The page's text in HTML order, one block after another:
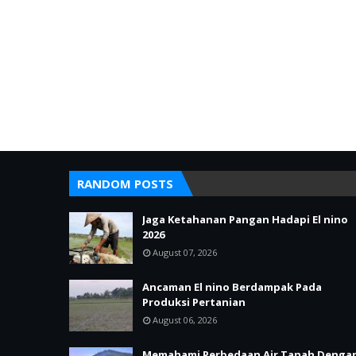
RANDOM POSTS
Jaga Ketahanan Pangan Hadapi El nino
2026
August 07, 2026
Ancaman El nino Berdampak Pada
Produksi Pertanian
August 06, 2026